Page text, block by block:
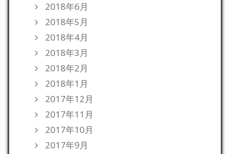
2018年6月
2018年5月
2018年4月
2018年3月
2018年2月
2018年1月
2017年12月
2017年11月
2017年10月
2017年9月